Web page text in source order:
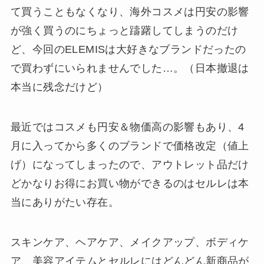
て買うこともなくなり、海外コスメは円安の影響
が強く買うのにちょっと躊躇してしまうのだけ
ど、今回のELEMISは大好きなブランドだったの
で買わずにいられませんでした…。（日本撤退は
本当に残念だけど）
最近ではコスメも円安＆物価高の影響もあり、4
月に入ってから多くのブランドで価格改定（値上
げ）になってしまったので、アウトレット品だけ
どかなりお得にお買い物ができるのはセルレは本
当にありがたい存在。
スキンケア、ヘアケア、メイクアップ、ボディケ
ア、美容アイテムとセルレにはどんどん新商品が